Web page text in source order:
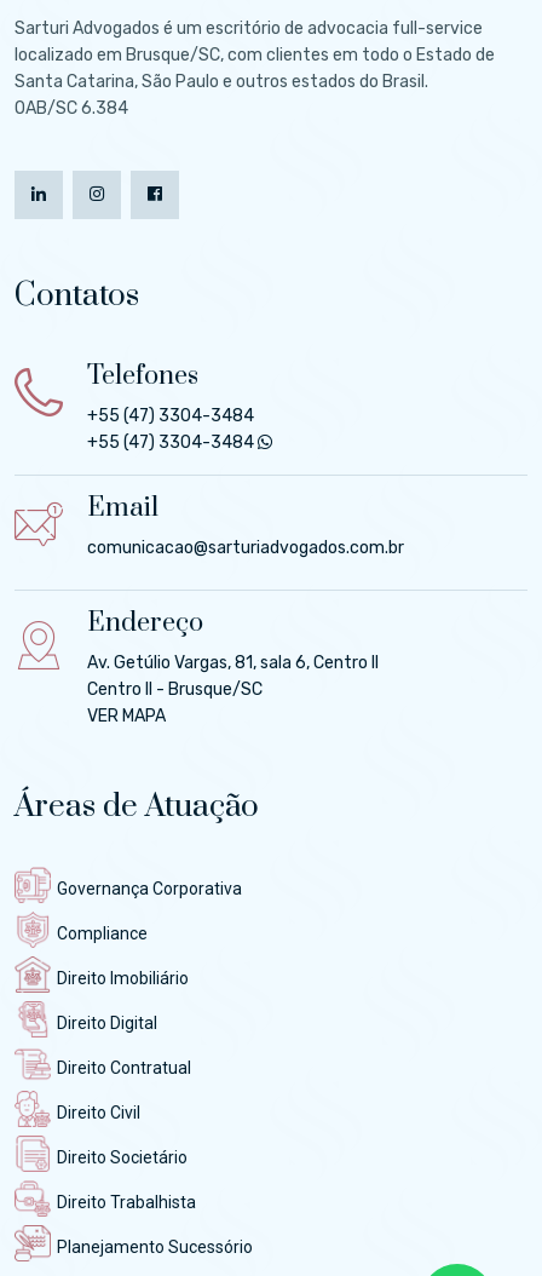
Sarturi Advogados é um escritório de advocacia full-service
localizado em Brusque/SC, com clientes em todo o Estado de
Santa Catarina, São Paulo e outros estados do Brasil.
OAB/SC 6.384
Áreas de Atuação
Governança Corporativa
Compliance
Direito Imobiliário
Direito Digital
Direito Contratual
Direito Civil
Direito Societário
Direito Trabalhista
Planejamento Sucessório
Contatos
Telefones
+55 (47) 3304-3484
+55 (47) 3304-3484
Email
comunicacao@sarturiadvogados.com.br
Endereço
Av. Getúlio Vargas, 81, sala 6, Centro II
Centro II - Brusque/SC
VER MAPA